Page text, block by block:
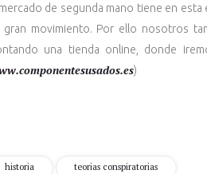
de segunda mano tiene en
gran movimiento. Por ello nosotros
una tienda online, donde
)
historia teorias conspiratorias